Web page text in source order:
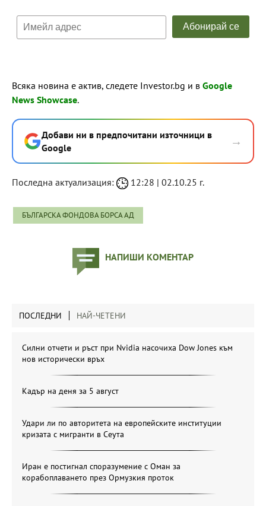
Всяка новина е актив, следете Investor.bg и в Google
News Showcase.
Добави ни в предпочитани източници в
Google
→
Последна актуализация: 12:28 | 02.10.25 г.
БЪЛГАРСКА ФОНДОВА БОРСА АД
НАПИШИ КОМЕНТАР
ПОСЛЕДНИ НАЙ-ЧЕТЕНИ
Силни отчети и ръст при Nvidia насочиха Dow Jones към
нов исторически връх
Кадър на деня за 5 август
Удари ли по авторитета на европейските институции
кризата с мигранти в Сеута
Иран е постигнал споразумение с Оман за
корабоплаването през Ормузкия проток